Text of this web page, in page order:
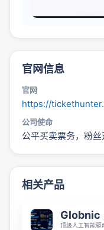
官网信息
官网
https://
公司使命
公平买卖票务，粉丝
相关产品
Globnic
顶级人工智能驱